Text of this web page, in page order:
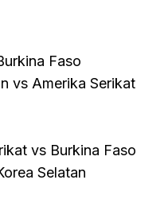
Faso
vs Amerika Serikat
vs Burkina Faso
Selatan